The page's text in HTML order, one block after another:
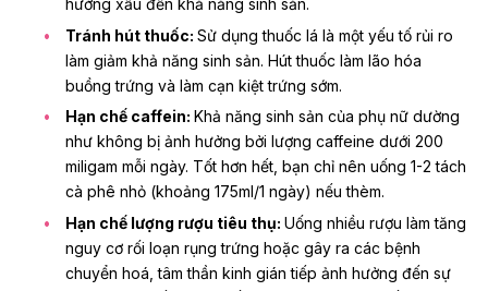
hưởng xấu đến khả năng sinh sản.
Tránh hút thuốc: Sử dụng thuốc lá là một yếu tố rủi ro
làm giảm khả năng sinh sản. Hút thuốc làm lão hóa
buồng trứng và làm cạn kiệt trứng sớm.
Hạn chế caffein: Khả năng sinh sản của phụ nữ dường
như không bị ảnh hưởng bởi lượng caffeine dưới 200
miligam mỗi ngày. Tốt hơn hết, bạn chỉ nên uống 1-2 tách
cà phê nhỏ (khoảng 175ml/1 ngày) nếu thèm.
Hạn chế lượng rượu tiêu thụ: Uống nhiều rượu làm tăng
nguy cơ rối loạn rụng trứng hoặc gây ra các bệnh
chuyển hoá, tâm thần kinh gián tiếp ảnh hưởng đến sự